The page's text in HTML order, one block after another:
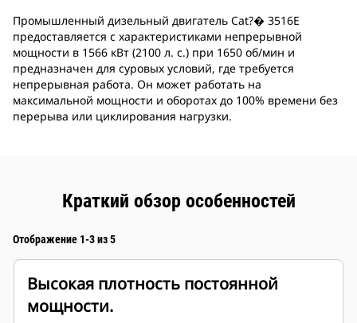
Промышленный дизельный двигатель Cat?� 3516E
предоставляется с характеристиками непрерывной
мощности в 1566 кВт (2100 л. с.) при 1650 об/мин и
предназначен для суровых условий, где требуется
непрерывная работа. Он может работать на
максимальной мощности и оборотах до 100% времени без
перерыва или циклирования нагрузки.
Краткий обзор особенностей
Отображение 1-3 из 5
Высокая плотность постоянной
мощности.